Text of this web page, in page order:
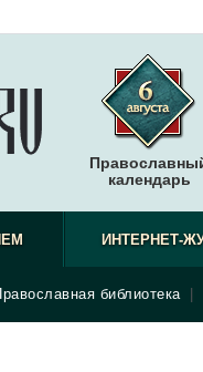
календарь
библиотека
ИНТЕРНЕТ-